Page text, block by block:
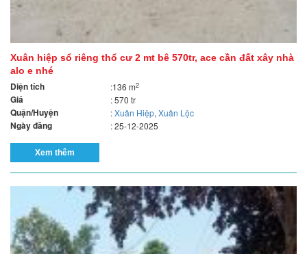
Xuân hiệp sổ riêng thổ cư 2 mt bê 570tr, ace cần đất xây nhà
alo e nhé
Diện tích :136 m2
Giá : 570 tr
Quận/Huyện :Xuân Hiệp,Xuân Lộc
Ngày đăng : 25-12-2025
Xem thêm